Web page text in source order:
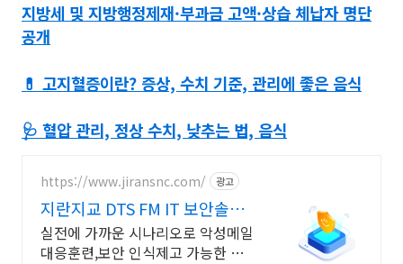
지방세 및 지방행정제재·부과금 고액·상습 체납자 명단
공개
💊 고지혈증이란? 증상, 수치 기준, 관리에 좋은 음식
🩺 혈압 관리, 정상 수치, 낮추는 법, 음식
https://www.jiransnc.com/ 광고
지란지교 DTS FM IT 보안솔루
션 전문기업
실전에 가까운 시나리오로 악성메일
대응훈련,보안 인식제고 가능한 메